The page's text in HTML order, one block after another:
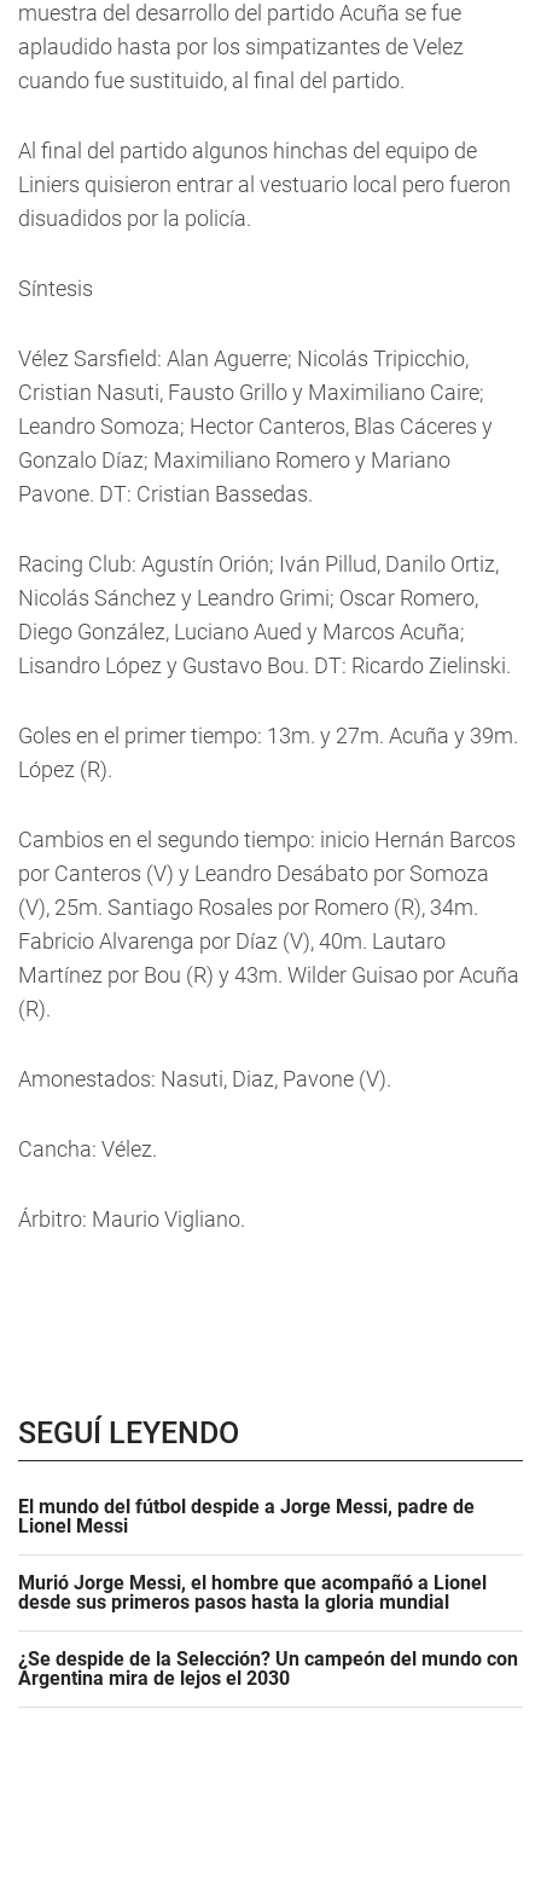
muestra del desarrollo del partido Acuña se fue
aplaudido hasta por los simpatizantes de Velez
cuando fue sustituido, al final del partido.
Al final del partido algunos hinchas del equipo de
Liniers quisieron entrar al vestuario local pero fueron
disuadidos por la policía.
Síntesis
Vélez Sarsfield: Alan Aguerre; Nicolás Tripicchio,
Cristian Nasuti, Fausto Grillo y Maximiliano Caire;
Leandro Somoza; Hector Canteros, Blas Cáceres y
Gonzalo Díaz; Maximiliano Romero y Mariano
Pavone. DT: Cristian Bassedas.
Racing Club: Agustín Orión; Iván Pillud, Danilo Ortiz,
Nicolás Sánchez y Leandro Grimi; Oscar Romero,
Diego González, Luciano Aued y Marcos Acuña;
Lisandro López y Gustavo Bou. DT: Ricardo Zielinski.
Goles en el primer tiempo: 13m. y 27m. Acuña y 39m.
López (R).
Cambios en el segundo tiempo: inicio Hernán Barcos
por Canteros (V) y Leandro Desábato por Somoza
(V), 25m. Santiago Rosales por Romero (R), 34m.
Fabricio Alvarenga por Díaz (V), 40m. Lautaro
Martínez por Bou (R) y 43m. Wilder Guisao por Acuña
(R).
Amonestados: Nasuti, Diaz, Pavone (V).
Cancha: Vélez.
Árbitro: Maurio Vigliano.
SEGUÍ LEYENDO
El mundo del fútbol despide a Jorge Messi, padre de
Lionel Messi
Murió Jorge Messi, el hombre que acompañó a Lionel
desde sus primeros pasos hasta la gloria mundial
¿Se despide de la Selección? Un campeón del mundo con
Argentina mira de lejos el 2030